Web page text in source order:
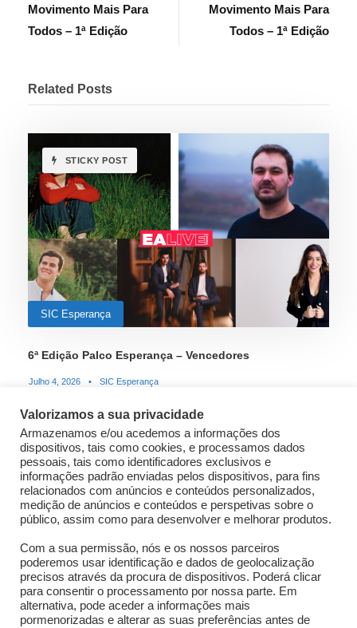
Movimento Mais Para
Todos – 1ª Edição
Movimento Mais Para
Todos – 1ª Edição
Related Posts
STICKY POST
SIC Esperança
6ª Edição Palco Esperança – Vencedores
Julho 4, 2026 • SIC Esperança
STICKY POST
SIC Esperança
Valorizamos a sua privacidade
Armazenamos e/ou acedemos a informações dos
dispositivos, tais como cookies, e processamos dados
pessoais, tais como identificadores exclusivos e
informações padrão enviadas pelos dispositivos, para fins
relacionados com anúncios e conteúdos personalizados,
medição de anúncios e conteúdos e perspetivas sobre o
público, assim como para desenvolver e melhorar produtos.
Com a sua permissão, nós e os nossos parceiros
poderemos usar identificação e dados de geolocalização
precisos através da procura de dispositivos. Poderá clicar
para consentir o processamento por nossa parte. Em
alternativa, pode aceder a informações mais
pormenorizadas e alterar as suas preferências antes de